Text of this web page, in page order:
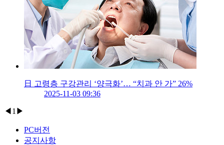
日 고령층 구강관리 ‘양극화’… “치과 안 가” 26%
2025-11-03 09:36
◀ 1 ▶
PC버전
공지사항